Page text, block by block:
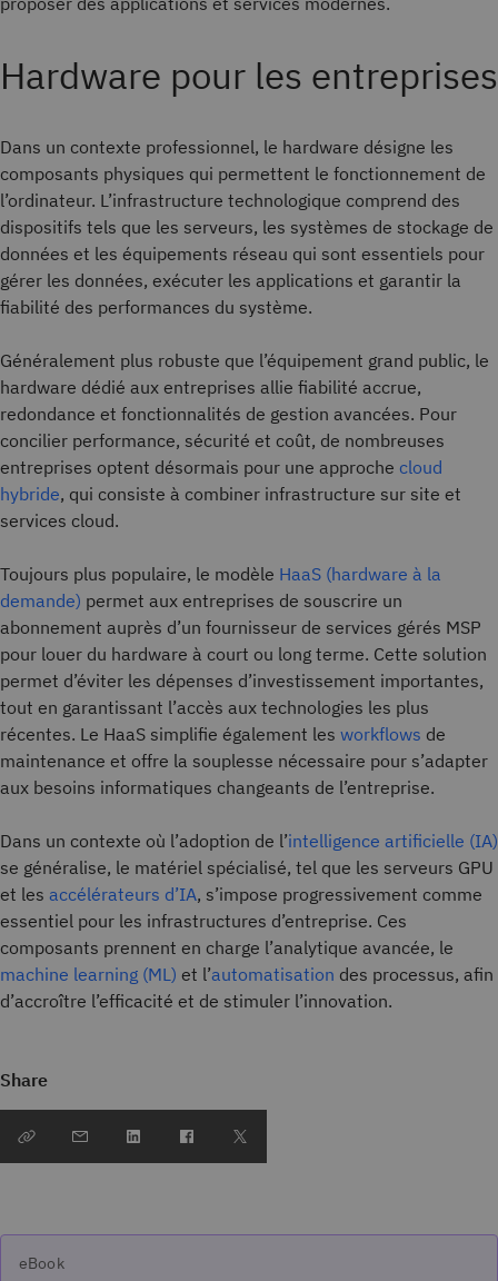
Hardware pour les entreprises
Dans un contexte professionnel, le hardware désigne les
composants physiques qui permettent le fonctionnement de
l’ordinateur. L’infrastructure technologique comprend des
dispositifs tels que les serveurs, les systèmes de stockage de
données et les équipements réseau qui sont essentiels pour
gérer les données, exécuter les applications et garantir la
fiabilité des performances du système.
Généralement plus robuste que l’équipement grand public, le
hardware dédié aux entreprises allie fiabilité accrue,
redondance et fonctionnalités de gestion avancées. Pour
concilier performance, sécurité et coût, de nombreuses
entreprises optent désormais pour une approche cloud
hybride, qui consiste à combiner infrastructure sur site et
services cloud.
Toujours plus populaire, le modèle HaaS (hardware à la
demande) permet aux entreprises de souscrire un
abonnement auprès d’un fournisseur de services gérés MSP
pour louer du hardware à court ou long terme. Cette solution
permet d’éviter les dépenses d’investissement importantes,
tout en garantissant l’accès aux technologies les plus
récentes. Le HaaS simplifie également les workflows de
maintenance et offre la souplesse nécessaire pour s’adapter
aux besoins informatiques changeants de l’entreprise.
Dans un contexte où l’adoption de l’intelligence artificielle (IA)
se généralise, le matériel spécialisé, tel que les serveurs GPU
et les accélérateurs d’IA, s’impose progressivement comme
essentiel pour les infrastructures d’entreprise. Ces
composants prennent en charge l’analytique avancée, le
machine learning (ML) et l’automatisation des processus, afin
d’accroître l’efficacité et de stimuler l’innovation.
Share
eBook